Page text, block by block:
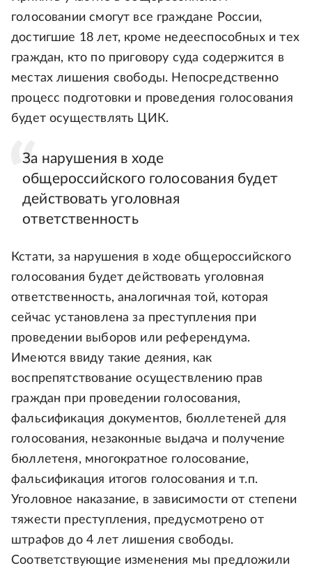
голосовании смогут все граждане России,
достигшие 18 лет, кроме недееспособных и тех
граждан, кто по приговору суда содержится в
местах лишения свободы. Непосредственно
процесс подготовки и проведения голосования
будет осуществлять ЦИК.
За нарушения в ходе
общероссийского голосования будет
действовать уголовная
ответственность
Кстати, за нарушения в ходе общероссийского
голосования будет действовать уголовная
ответственность, аналогичная той, которая
сейчас установлена за преступления при
проведении выборов или референдума.
Имеются ввиду такие деяния, как
воспрепятствование осуществлению прав
граждан при проведении голосования,
фальсификация документов, бюллетеней для
голосования, незаконные выдача и получение
бюллетеня, многократное голосование,
фальсификация итогов голосования и т.п.
Уголовное наказание, в зависимости от степени
тяжести преступления, предусмотрено от
штрафов до 4 лет лишения свободы.
Соответствующие изменения мы предложили